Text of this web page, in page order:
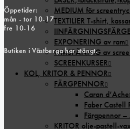
MEDIUM för
TEXTILIER T-shirt,
EXPONERING av ram
OMSPÄNNIG av
SCREENKURSER
KOL, KRITOR & PENNOR
FÄRGPENNOR
Caran d’Ache
Faber Castell
Färgpennor
KRITOR olje-pastell-
Öppetider:
mån - tor 10-17
fre 10-16
Butiken i Västberga har stängt.